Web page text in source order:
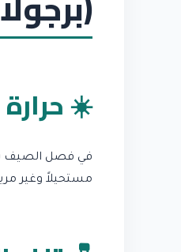
☀️
في فصل الصيف بـ
مستحيلاً وغير